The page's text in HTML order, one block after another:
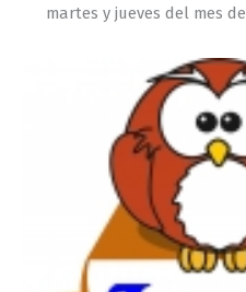
martes y jueves del mes de